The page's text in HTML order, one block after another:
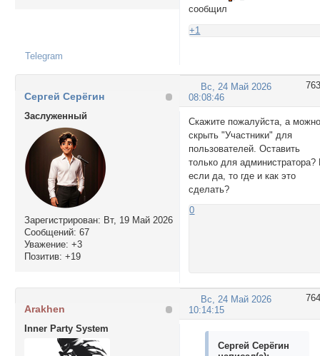
сообщил
+1
Telegram
763
Вс, 24 Май 2026
08:08:46
Сергей Серёгин
Заслуженный
Зарегистрирован: Вт, 19 Май 2026
Сообщений: 67
Уважение: +3
Позитив: +19
Скажите пожалуйста, а
скрыть "Участники" для
пользователей. Оставить
только для администратора?
если да, то где и как это
сделать?
0
764
Вс, 24 Май 2026
10:14:15
Arakhen
Inner Party System
Сергей Серёгин